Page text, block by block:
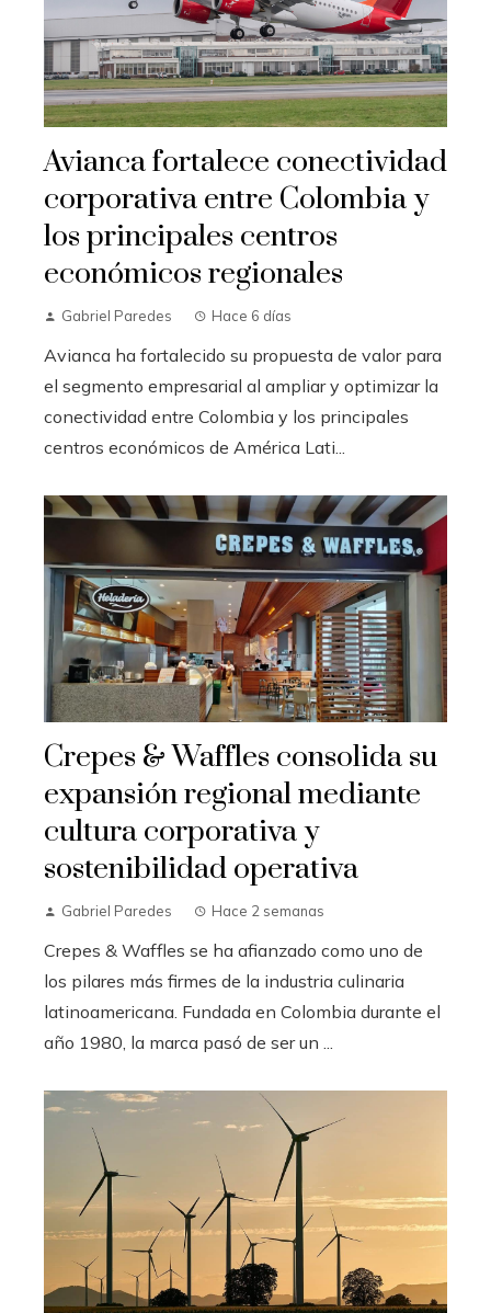
Avianca fortalece conectividad
corporativa entre Colombia y
los principales centros
económicos regionales
Gabriel Paredes Hace 6 días
Avianca ha fortalecido su propuesta de valor para
el segmento empresarial al ampliar y optimizar la
conectividad entre Colombia y los principales
centros económicos de América Lati...
Crepes & Waffles consolida su
expansión regional mediante
cultura corporativa y
sostenibilidad operativa
Gabriel Paredes Hace 2 semanas
Crepes & Waffles se ha afianzado como uno de
los pilares más firmes de la industria culinaria
latinoamericana. Fundada en Colombia durante el
año 1980, la marca pasó de ser un ...